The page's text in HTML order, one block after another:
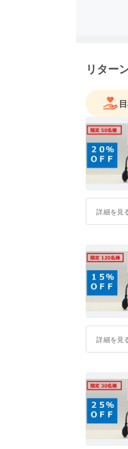
リター
詳細を見
詳細を見